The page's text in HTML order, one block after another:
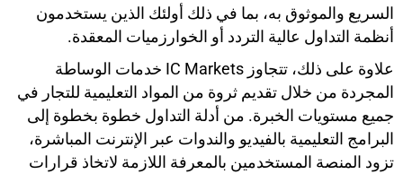
السريع والموثوق به، بما في ذلك أولئك الذين يستخدمون
أنظمة التداول عالية التردد أو الخوارزميات المعقدة.
علاوة على ذلك، تتجاوز IC Markets خدمات الوساطة
المجردة من خلال تقديم ثروة من المواد التعليمية للتجار في
جميع مستويات الخبرة. من أدلة التداول خطوة بخطوة إلى
البرامج التعليمية بالفيديو والندوات عبر الإنترنت المباشرة،
تزود المنصة المستخدمين بالمعرفة اللازمة لاتخاذ قرارات